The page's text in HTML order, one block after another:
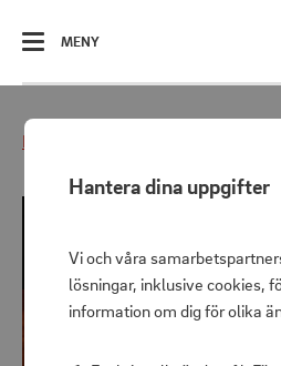
Hantera dina uppgifter
Vi och våra
lösningar, inklusive cookies,
information om dig för olika
ÖPPNA
MENY
Hem